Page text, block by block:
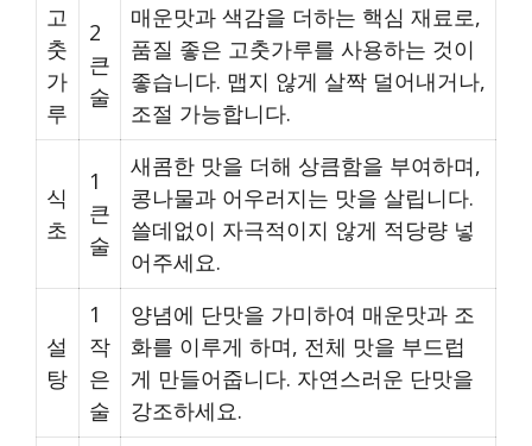
고
춧
가
루
2
큰
술
매운맛과 색감을 더하는 핵심 재료로,
품질 좋은 고춧가루를 사용하는 것이
좋습니다. 맵지 않게 살짝 덜어내거나,
조절 가능합니다.
식
초
1
큰
술
새콤한 맛을 더해 상큼함을 부여하며,
콩나물과 어우러지는 맛을 살립니다.
쓸데없이 자극적이지 않게 적당량 넣
어주세요.
설
탕
1
작
은
술
양념에 단맛을 가미하여 매운맛과 조
화를 이루게 하며, 전체 맛을 부드럽
게 만들어줍니다. 자연스러운 단맛을
강조하세요.